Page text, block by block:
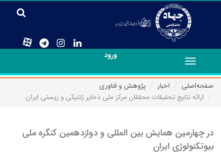
ورود
Toggle
navigation
صفحه‌اصلی
اخبار
پژوهش و فناوری
ارائه نتایج تحقیقات محققان مرکز ملی ذخایر ژنتیکی و زیستی ایران
در چهارمین همایش بین المللی و دوازدهمین کنگره ملی
بیوتکنولوژی ایران